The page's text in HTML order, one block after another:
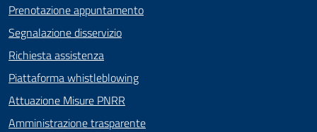
Prenotazione appuntamento
Segnalazione disservizio
Richiesta assistenza
Piattaforma whistleblowing
Attuazione Misure PNRR
Amministrazione trasparente